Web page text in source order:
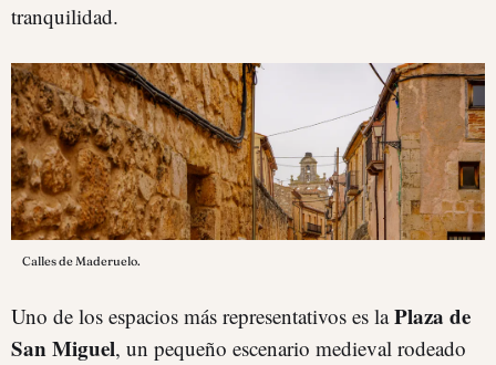
tranquilidad.
Calles de Maderuelo.
Uno de los espacios más representativos es laPlaza de
San Miguel, un pequeño escenario medieval rodeado